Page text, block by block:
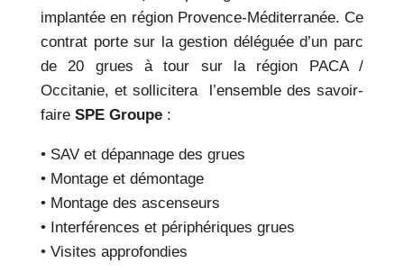
implantée en région Provence-Méditerranée. Ce
contrat porte sur la gestion déléguée d’un parc
de 20 grues à tour sur la région PACA /
Occitanie, et sollicitera
l’ensemble des savoir-
faire SPE Groupe :
• SAV et dépannage des grues
• Montage et démontage
• Montage des ascenseurs
• Interférences et périphériques grues
• Visites approfondies